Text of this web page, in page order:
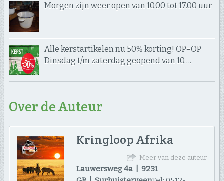
Morgen zijn weer open van 10.00 tot 17.00 uur
Alle kerstartikelen nu 50% korting! OP=OP
Dinsdag t/m zaterdag geopend van 10….
Over de Auteur
Kringloop Afrika
Meer van deze auteur
Lauwersweg 4a | 9231